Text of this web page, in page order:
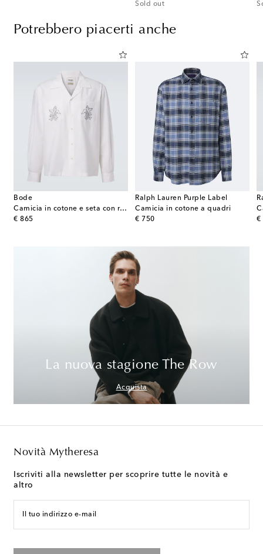
Sold out
Potrebbero piacerti anche
Bode
Camicia in cotone e seta con ricamo
€ 865
original price
Ralph Lauren Purple Label
Camicia in cotone a quadri
€ 750
original price
€
La nuova stagione The Row
Acquista
Novità Mytheresa
Iscriviti alla newsletter per scoprire tutte le novità e
altro
Il tuo indirizzo e-mail